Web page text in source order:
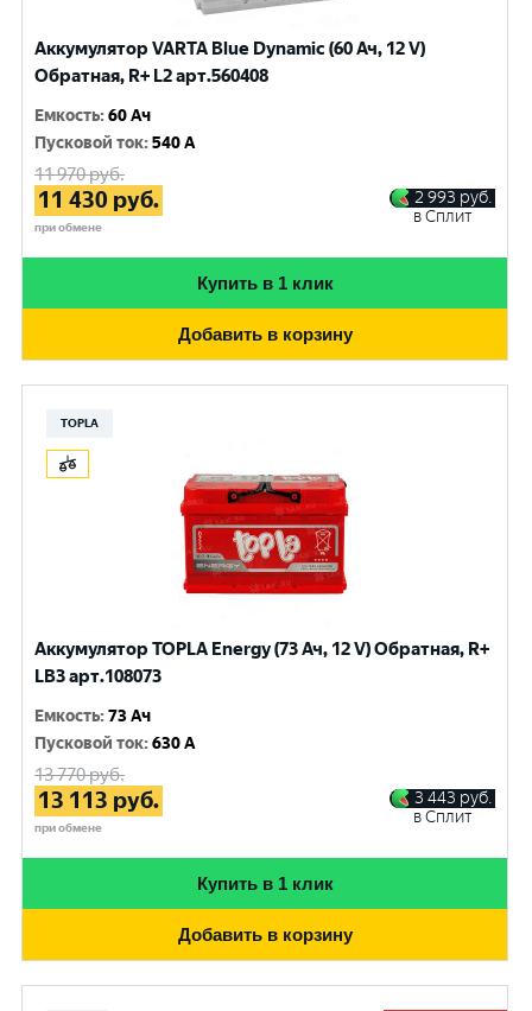
Аккумулятор VARTA Blue Dynamic (60 Ач, 12 V)
Обратная, R+ L2 арт.560408
Емкость:60 Ач
Пусковой ток:540 A
11 970руб.
11 430 руб.
при обмене
2 993 руб.
в Сплит
Купить в 1 клик
Добавить в корзину
TOPLA
Аккумулятор TOPLA Energy (73 Ач, 12 V) Обратная, R+
LB3 арт.108073
Емкость:73 Ач
Пусковой ток:630 A
13 770руб.
13 113 руб.
при обмене
3 443 руб.
в Сплит
Купить в 1 клик
Добавить в корзину